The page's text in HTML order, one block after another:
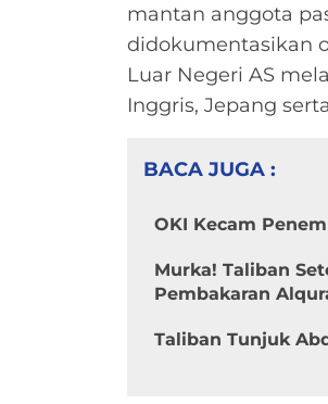
mantan anggota
didokumentasikan
Luar Negeri AS
Inggris, Jepang
BACA JUGA :
OKI Kecam
Murka! Taliban
Pembakaran
Taliban Tunjuk